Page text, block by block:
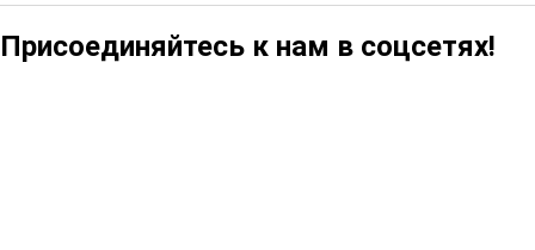
Присоединяйтесь к нам в соцсетях!